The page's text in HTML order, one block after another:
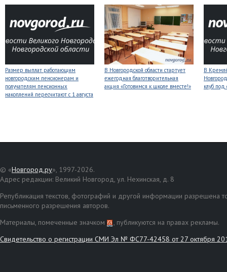
Размер выплат работающим
новгородским пенсионерам и
получателям пенсионных
накоплений пересчитают с 1 августа
В Новгородской области стартует
ежегодная благотворительная
акция «Готовимся к школе вместе!»
В
клуб
© «Новгород.ру», 1997-2026.
Адрес редакции: Великий Новгород, ул. Нехинская, д. 8
Републикация текстов, фотографий и другой информации разрешена
письменного разрешения авторов.
Материалы, помеченные значком
, публикуются на правах рекламы.
Свидетельство о регистрации СМИ Эл № ФС77-42458 от 27 октября